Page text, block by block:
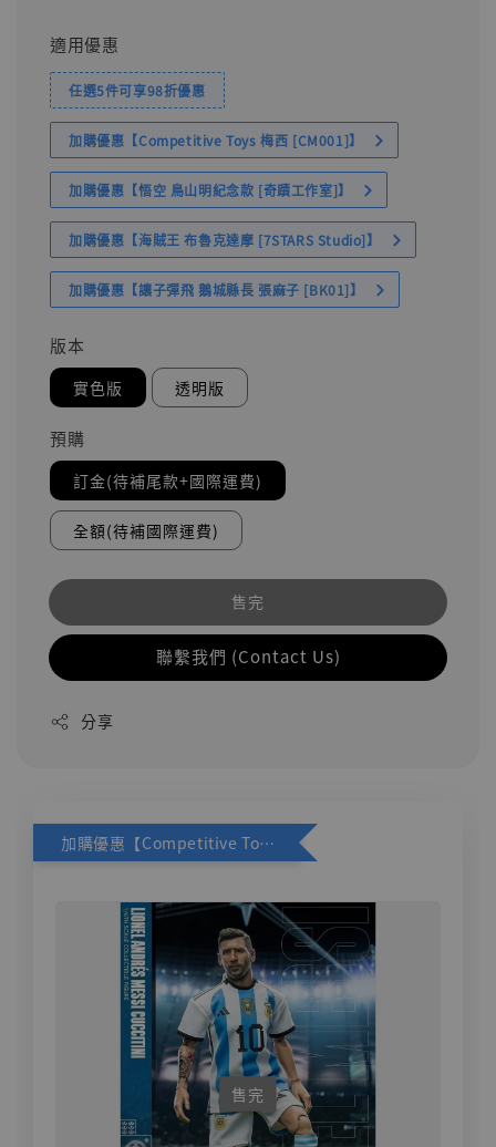
適用優惠
任選5件可享98折優惠
加購優惠【Competitive Toys 梅西 [CM001]】
加購優惠【悟空 鳥山明紀念款 [奇蹟工作室]】
加購優惠【海賊王 布魯克達摩 [7STARS Studio]】
加購優惠【讓子彈飛 鵝城縣長 張麻子 [BK01]】
版本
實色版 透明版
預購
訂金(待補尾款+國際運費)
全額(待補國際運費)
售完
聯繫我們 (Contact Us)
分享
加購優惠【Competitive Toys 梅西 [CM001]】
售完